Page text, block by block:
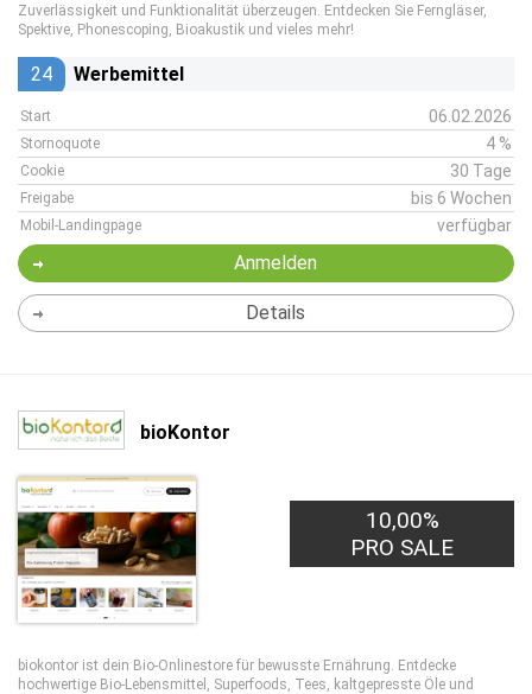
Zuverlässigkeit und Funktionalität überzeugen. Entdecken Sie Ferngläser,
Spektive, Phonescoping, Bioakustik und vieles mehr!
24 Werbemittel
Start 06.02.2026
Stornoquote 4 %
Cookie 30 Tage
Freigabe bis 6 Wochen
Mobil-Landingpage verfügbar
Anmelden
Details
bioKontor
10,00%
PRO SALE
biokontor ist dein Bio-Onlinestore für bewusste Ernährung. Entdecke
hochwertige Bio-Lebensmittel, Superfoods, Tees, kaltgepresste Öle und